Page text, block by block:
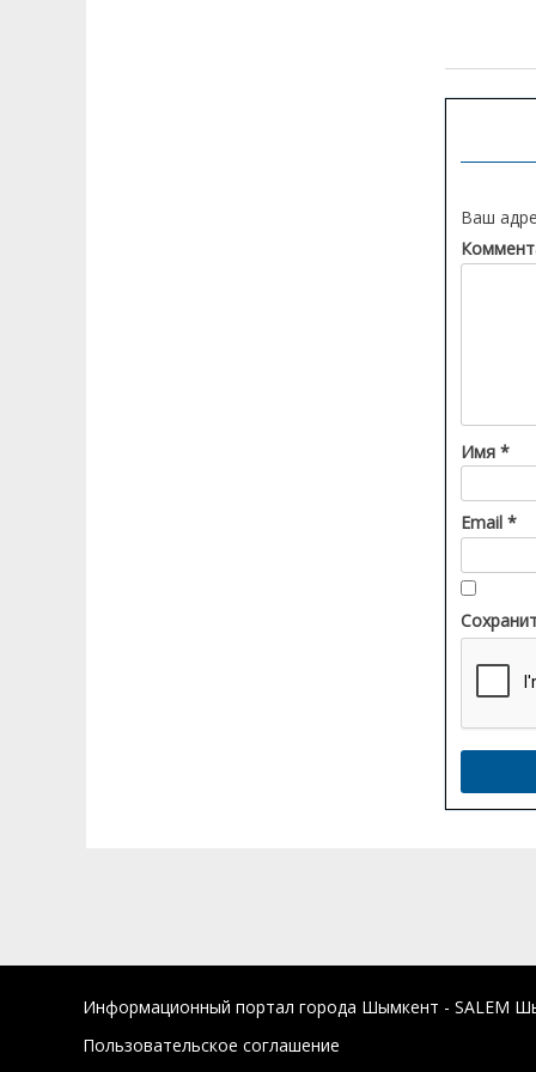
по
записям
Ваш
Имя *
Email *
Информационный портал города Шымкент - SALEM
Пользовательское соглашение